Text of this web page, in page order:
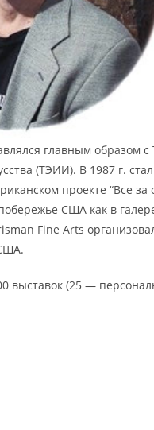
главным образом
(ТЭИИ). В 1987 г.
проекте “Все
США как в
Fine Arts
выставок (25 —